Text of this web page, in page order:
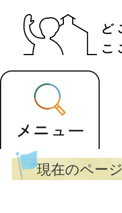
現在のページ